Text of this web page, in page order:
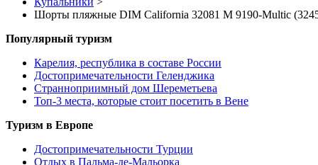
Шорты пляжные DIM California 32081 M 9190-Multic
Популярный туризм
Карелия, республика в составе России
Достопримечательности Геленджика
Странноприимный дом Шереметьева
Топ-3 места, которые стоит посетить в Вене
Туризм в Европе
Достопримечательности Турции
Отдых в Пальма-де-Мальорка